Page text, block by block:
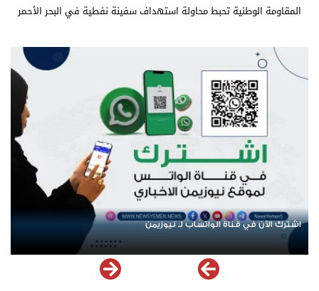
المقاومة الوطنية تحبط محاولة استهداف سفينة نفطية في البحر الأحمر
اشترك الآن في قناة الواتساب لـ نيوزيمن